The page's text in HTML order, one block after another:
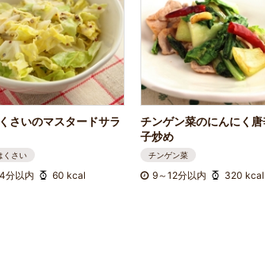
さいのマスタードサラ
くさい
4分以内 60 kcal
チンゲン菜のにんにく唐
子炒め
チンゲン菜
9～12分以内 320 kcal